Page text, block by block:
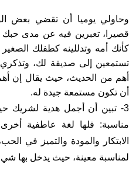
وحاولي يوميا أن تقضي بعض
قصيرا، تعبرين فيه عن مدى حبك
كأنك أمه وتدللينه كطفلك
تستمعين إلى صديقة لك، وتذكري
أهم من الحديث، حيث يقال إن
أن تكون مستمعة جيدة له.
3- تبين أن أجمل هدية لشريك
مناسبة: فلها لغة عاطفية
الابتكار والمودة والتميز في
لمناسبة معينة، حيث يدخل بها